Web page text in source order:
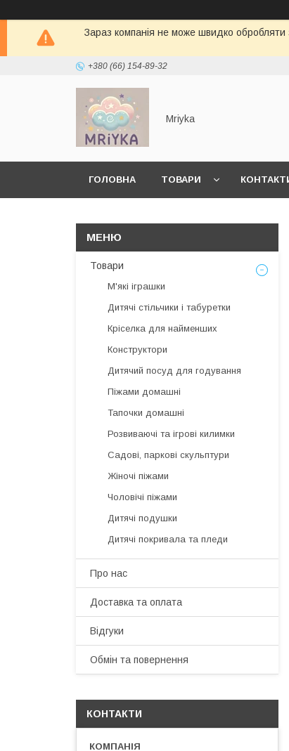
Зараз компанія не може швидко обробляти
+380 (66) 154-89-32
Mriyka
ГОЛОВНА ТОВАРИ
Товари
М'які іграшки
Дитячі стільчики і табуретки
Кріселка для найменших
Конструктори
Дитячий посуд для годування
Піжами домашні
Тапочки домашні
Розвиваючі та ігрові килимки
Садові, паркові скульптури
Жіночі піжами
Чоловічі піжами
Дитячі подушки
Дитячі покривала та пледи
Про нас
Доставка та оплата
Відгуки
Обмін та повернення
КОНТАКТИ